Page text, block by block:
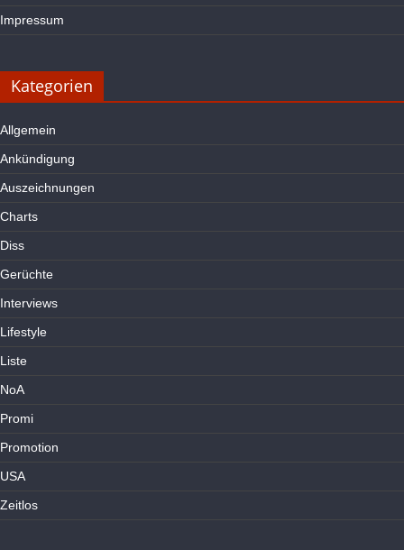
Impressum
Kategorien
Allgemein
Ankündigung
Auszeichnungen
Charts
Diss
Gerüchte
Interviews
Lifestyle
Liste
NoA
Promi
Promotion
USA
Zeitlos